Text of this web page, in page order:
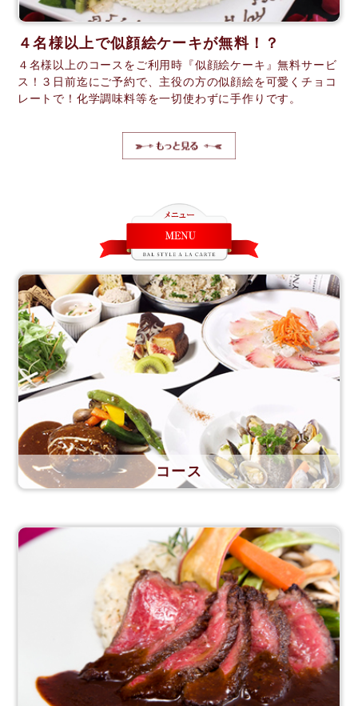
４名様以上で似顔絵ケーキが無料！？
４名様以上のコースをご利用時『似顔絵ケーキ』無料サービ
ス！３日前迄にご予約で、主役の方の似顔絵を可愛くチョコ
レートで！化学調味料等を一切使わずに手作りです。
コース